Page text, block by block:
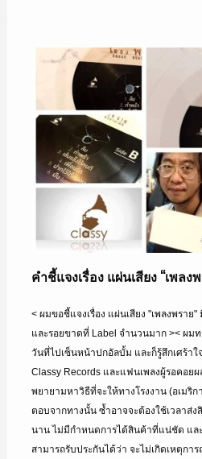
คำชี้แจงเรื่อง แผ่นเสียง “เพลง
< ผมขอชี้แจงเรื่อง แผ่นเสียง "เพลงพราย
และรอยขาดที่ Label จำนวนมาก >< ผม
วันที่ไปเซ็นหน้าปกอัลบั้ม และก็รู้สึกเศร้า
Classy Records และแฟนเพลงผู้รอคอย
พยายามหาวิธีที่จะให้ทางโรงงาน (อเมริ
ตอบจากทางนั้น ซ้ำอาจจะต้องใช้เวลาส่ง
นาน ไม่มีกำหนดการได้สินค้าที่แน่ชัด แล
สามารถรับประกันได้ว่า จะไม่เกิดเหตุกา